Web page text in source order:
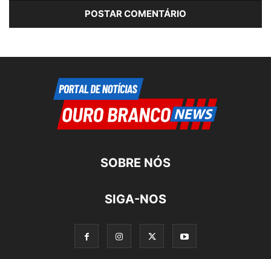
SOBRE NÓS
SIGA-NOS